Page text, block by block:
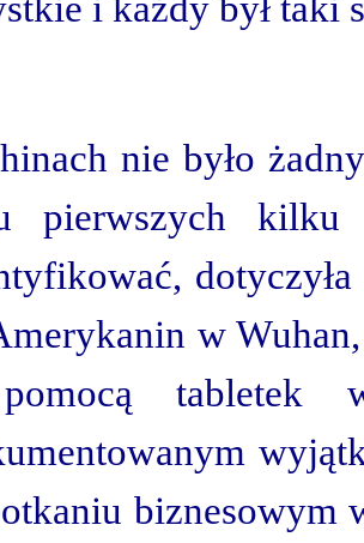
nie było
pierwszych
w
tabletek
biznesowym